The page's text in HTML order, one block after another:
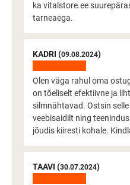
ka vitalstore.ee
tarneaega.
KADRI (09.08.2024)
Olen väga rahul oma
on tõeliselt efektiivne ja
silmnähtavad. Ostsin
veebisaidilt ning
jõudis kiiresti kohale.
TAAVI (30.07.2024)